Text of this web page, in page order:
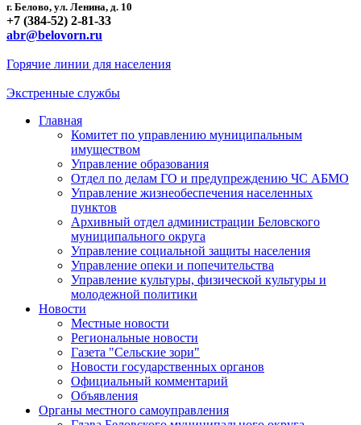
г. Белово, ул. Ленина, д. 10
+7 (384-52) 2-81-33
abr@belovorn.ru
Горячие линии для населения
Экстренные службы
Главная
Комитет по управлению муниципальным
имуществом
Управление образования
Отдел по делам ГО и предупреждению ЧС АБМО
Управление жизнеобеспечения населенных
пунктов
Архивный отдел администрации Беловского
муниципального округа
Управление социальной защиты населения
Управление опеки и попечительства
Управление культуры, физической культуры и
молодежной политики
Новости
Местные новости
Региональные новости
Газета "Сельские зори"
Новости государственных органов
Официальный комментарий
Объявления
Органы местного самоуправления